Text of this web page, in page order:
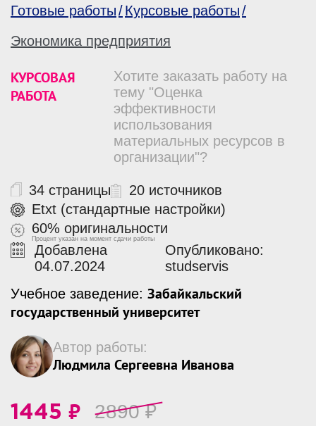
Готовые работы
Курсовые работы
Экономика предприятия
КУРСОВАЯ
РАБОТА
Хотите заказать работу на
тему "Оценка
эффективности
использования
материальных ресурсов в
организации"?
34 страницы
20 источников
Etxt (стандартные настройки)
60% оригинальности
Процент указан на момент сдачи работы
Добавлена
04.07.2024
Опубликовано:
studservis
Учебное заведение: Забайкальский
государственный университет
Автор работы:
Людмила Сергеевна Иванова
1445 ₽ 2890₽